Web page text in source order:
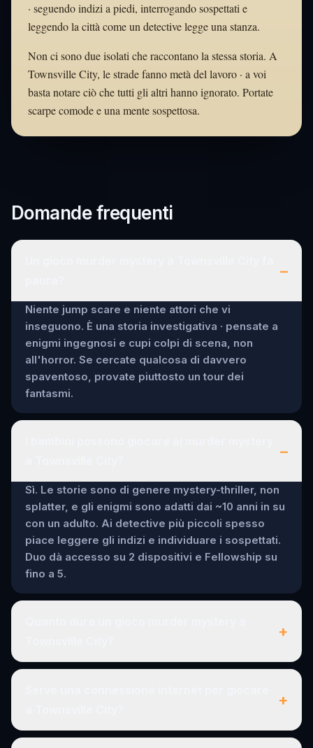
· seguendo indizi a piedi, interrogando sospettati e
leggendo la città come un detective legge una stanza.
Non ci sono due isolati che raccontano la stessa storia. A
Townsville City, le strade fanno metà del lavoro · a voi
basta notare ciò che tutti gli altri hanno ignorato. Portate
scarpe comode e una mente sospettosa.
Domande frequenti
–
Niente jump scare e niente attori che vi
inseguono. È una storia investigativa · pensate a
enigmi ingegnosi e cupi colpi di scena, non
all'horror. Se cercate qualcosa di davvero
spaventoso, provate piuttosto un tour dei
fantasmi.
–
Sì. Le storie sono di genere mystery-thriller, non
splatter, e gli enigmi sono adatti dai ~10 anni in su
con un adulto. Ai detective più piccoli spesso
piace leggere gli indizi e individuare i sospettati.
Duo dà accesso su 2 dispositivi e Fellowship su
fino a 5.
+
+